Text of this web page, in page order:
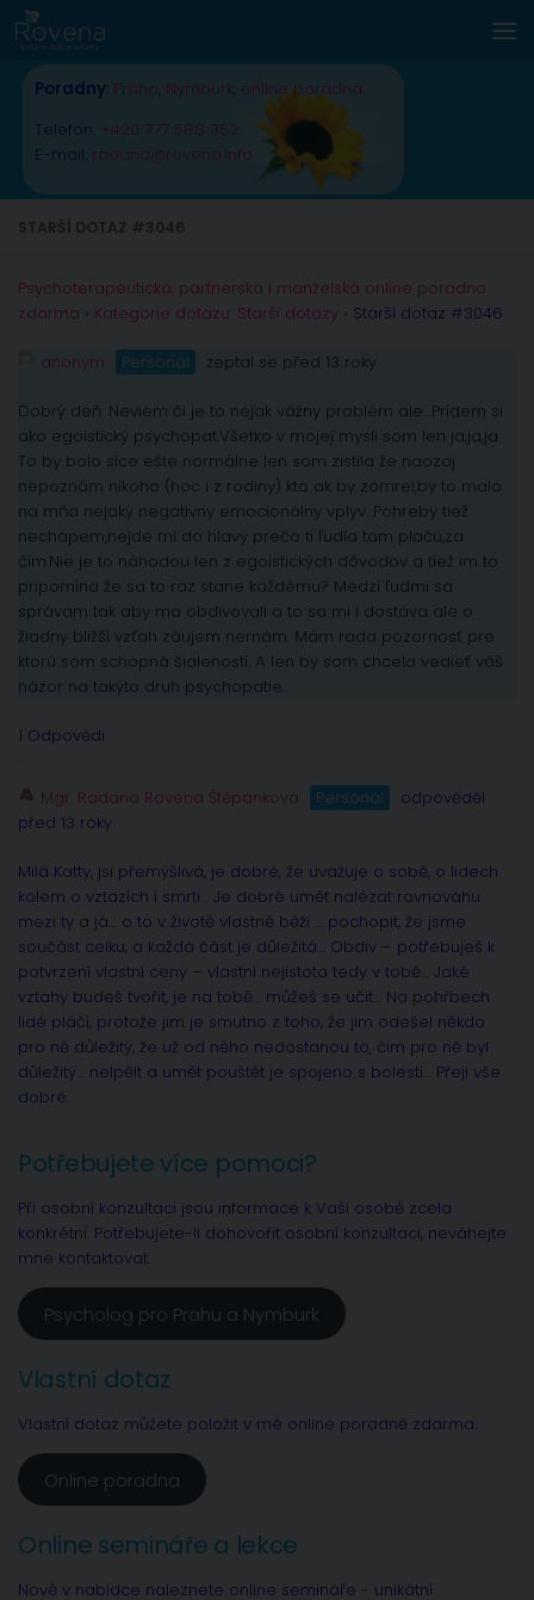
Skip to content
Poradny Praha Nymburk online poradna
Telefon: +420 777 588 352
E-mail: radana@rovena.info
Psychoterapeutická, partnerská i manželská online poradna
zdarma › Kategorie dotazu: Starší dotazy › Starší dotaz #3046
anonym Personál zeptal se před 13 roky
Dobrý deň. Neviem či je to nejak vážny problém ale…Prídem si
ako egoistický psychopat.Všetko v mojej mysli som len ja,ja,ja.
To by bolo síce ešte normálne len som zistila že naozaj
nepoznám nikoho (hoc i z rodiny) kto ak by zomrel,by to malo
na mňa nejaký negatívny emocionálny vplyv. Pohreby tiež
nechápem,nejde mi do hlavy prečo tí ľudia tam plačú,za
čím.Nie je to náhodou len z egoistických dôvodov a tiež im to
pripomína že sa to raz stane každému? Medzi ľudmi sa
správam tak aby ma obdivovali a to sa mi i dostáva ale o
žiadny bližší vzťah záujem nemám. Mám rada pozornosť pre
ktorú som schopná šialeností. A len by som chcela vedieť váš
názor na takýto druh psychopatie.
1 Odpovědi
Mgr. Radana Rovena Štěpánková Personál
odpověděl
před 13 roky
Milá Katty, jsi přemýšlivá, je dobré, že uvažuje o sobě, o lidech
kolem o vztazích i smrti… Je dobré umět nalézat rovnováhu
mezi ty a já… o to v životě vlastně běží … pochopit, že jsme
součást celku, a každá část je důležitá… Obdiv – potřebuješ k
potvrzení vlastní ceny – vlastní nejistota tedy v tobě… Jaké
vztahy budeš tvořit, je na tobě… můžeš se učit… Na pohřbech
lidé pláčí, protože jim je smutno z toho, že jim odešel někdo
pro ně důležitý, že už od něho nedostanou to, čím pro ně byl
důležitý… nelpělt a umět pouštět je spojeno s bolestí… Přeji vše
dobré.
Potřebujete více pomoci?
Při osobní konzultaci jsou informace k Vaší osobě zcela
konkrétní. Potřebujete-li dohovořit osobní konzultaci, neváhejte
mne kontaktovat.
Psycholog pro Prahu a Nymburk
Vlastní dotaz
Vlastní dotaz můžete položit v mé online poradně zdarma.
Online poradna
Online semináře a lekce
Nově v nabídce naleznete online semináře - unikátní